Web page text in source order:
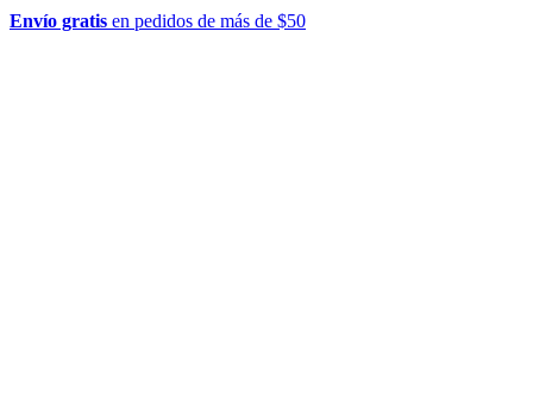
Envío gratis en pedidos de más de $50